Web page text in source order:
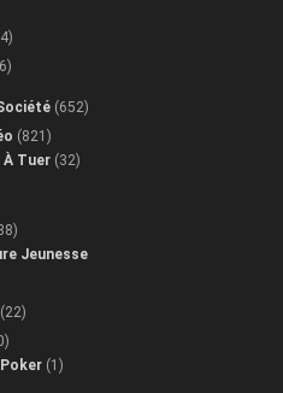
(652)
(821)
À Tuer (32)
Jeunesse
(22)
(1)